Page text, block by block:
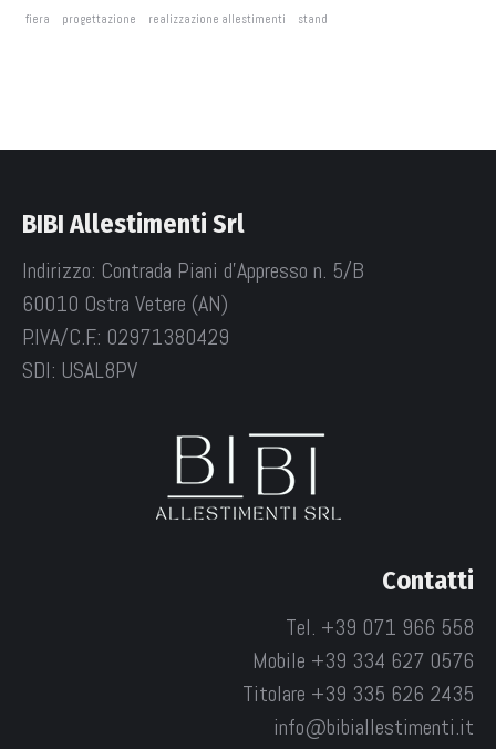
fiera progettazione realizzazione allestimenti stand
BIBI Allestimenti Srl
Indirizzo: Contrada Piani d'Appresso n. 5/B
60010 Ostra Vetere (AN)
P.IVA/C.F.: 02971380429
SDI: USAL8PV
Contatti
Tel. +39 071 966 558
Mobile +39 334 627 0576
Titolare +39 335 626 2435
info@bibiallestimenti.it